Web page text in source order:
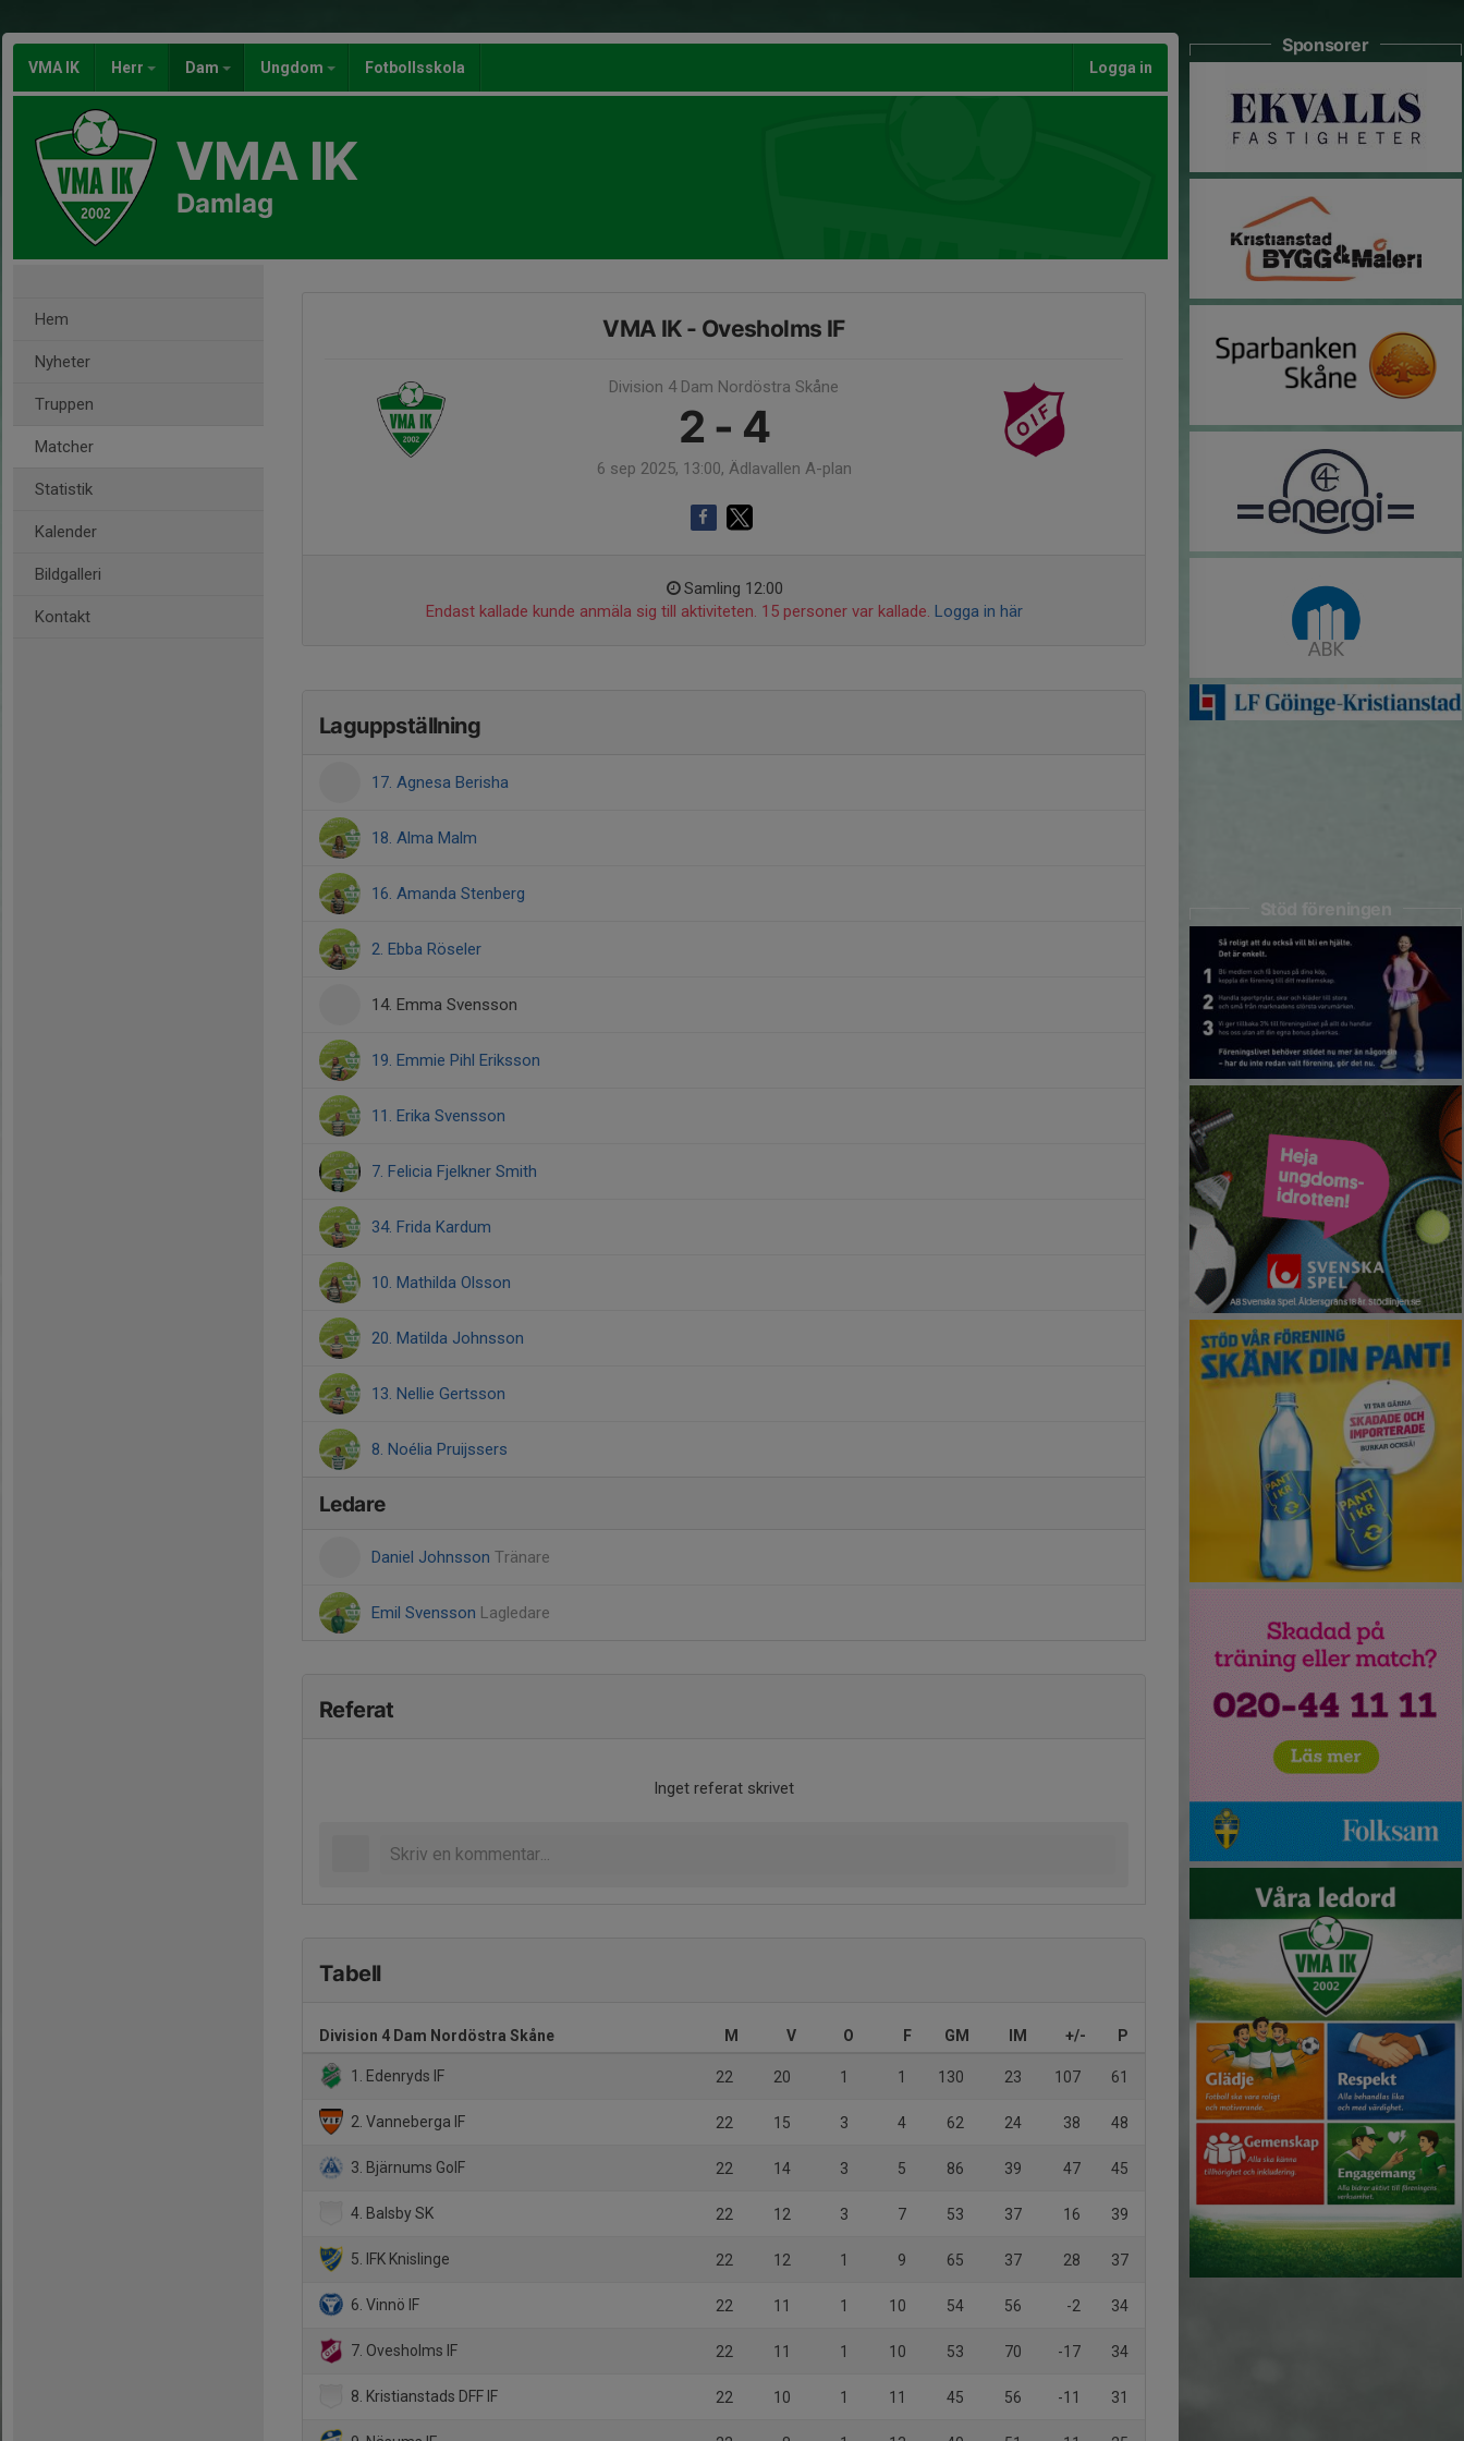
VMA IK Herr Dam Ungdom Fotbollsskola Logga in
VMA IK
Damlag
Hem
Nyheter
Truppen
Matcher
Statistik
Kalender
Bildgalleri
Kontakt
VMA IK - Ovesholms IF
Division 4 Dam Nordöstra Skåne
2 - 4
6 sep 2025, 13:00, Ädlavallen A-plan
Samling 12:00
Endast kallade kunde anmäla sig till aktiviteten. 15 personer var kallade. Logga in här
Laguppställning
17. Agnesa Berisha
18. Alma Malm
16. Amanda Stenberg
2. Ebba Röseler
14. Emma Svensson
19. Emmie Pihl Eriksson
11. Erika Svensson
7. Felicia Fjelkner Smith
34. Frida Kardum
10. Mathilda Olsson
20. Matilda Johnsson
13. Nellie Gertsson
8. Noélia Pruijssers
Ledare
Daniel Johnsson Tränare
Emil Svensson Lagledare
Referat
Inget referat skrivet
Tabell
Division 4 Dam Nordöstra Skåne M V O F GM IM +/- P
1. Edenryds IF 22 20 1 1 130 23 107 61
2. Vanneberga IF 22 15 3 4 62 24 38 48
3. Bjärnums GoIF 22 14 3 5 86 39 47 45
4. Balsby SK 22 12 3 7 53 37 16 39
5. IFK Knislinge 22 12 1 9 65 37 28 37
6. Vinnö IF 22 11 1 10 54 56 -2 34
7. Ovesholms IF 22 11 1 10 53 70 -17 34
8. Kristianstads DFF IF 22 10 1 11 45 56 -11 31
Sponsorer
Stöd föreningen